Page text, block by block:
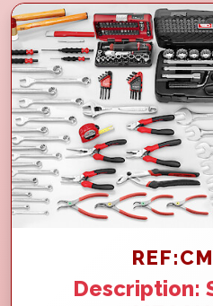
Description: